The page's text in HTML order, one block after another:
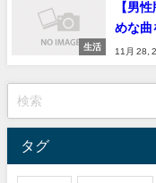
生活
【男
めな曲
11月 28,
タグ